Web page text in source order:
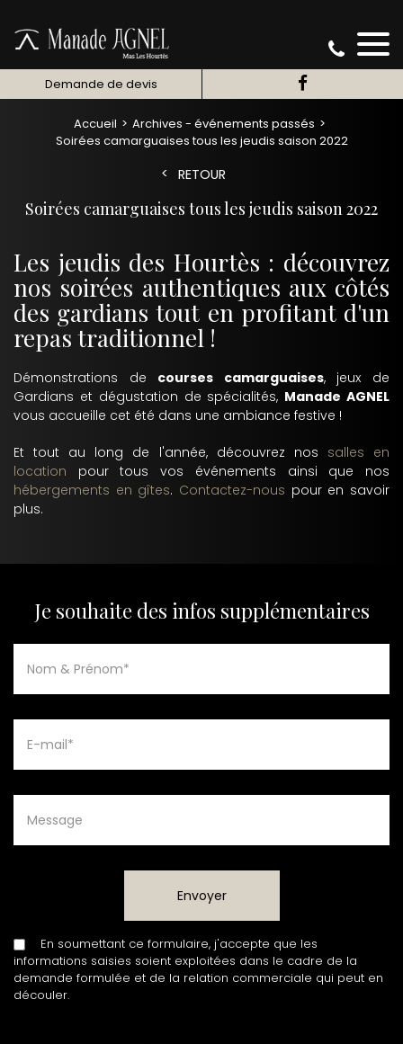
Demande de devis
Accueil
Archives - événements passés
Soirées camarguaises tous les jeudis saison 2022
RETOUR
Soirées camarguaises tous les jeudis saison 2022
Les jeudis des Hourtès : découvrez
nos soirées authentiques aux côtés
des gardians tout en profitant d'un
repas traditionnel !
Démonstrations de courses camarguaises, jeux de
Gardians et dégustation de spécialités, Manade AGNEL
vous accueille cet été dans une ambiance festive !
Et tout au long de l'année, découvrez nos salles en
location pour tous vos événements ainsi que nos
hébergements en gîtes. Contactez-nous pour en savoir
plus.
Je souhaite des infos supplémentaires
En soumettant ce formulaire, j'accepte que les
informations saisies soient exploitées dans le cadre de la
demande formulée et de la relation commerciale qui peut en
découler.